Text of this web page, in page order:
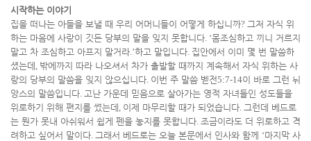
시작하는 이야기
집을 떠나는 아들을 보낼 때 우리 어머니들이 어떻게 하십니까? 그저 자식 위
하는 마음에 사랑이 깃든 당부의 말을 잊지 못합니다. ‘몸조심하고 끼니 거르지
말고 차 조심하고 아프지 말거라.’하고 말입니다. 집안에서 이미 몇 번 말씀하
셨는데 , 밖에까지 따라 나오셔서 차가 출발할 때까지 계속해서 자식 위하는 사
랑의 당부의 말씀을 잊지 않으십니다. 이번 주 말씀 벧전5:7-14이 바로 그런 뉘
앙스의 말씀입니다. 고난 가운데 믿음으로 살아가는 영적 자녀들인 성도들을
위로하기 위해 편지를 썼는데 , 이제 마무리할 때가 되었습니다. 그런데 베드로
는 뭔가 못내 아쉬워서 쉽게 펜을 놓지를 못합니다. 조금이라도 더 위로하고 격
려하고 싶어서 말이다. 그래서 베드로는 오늘 본문에서 인사와 함께 ‘마지막 사